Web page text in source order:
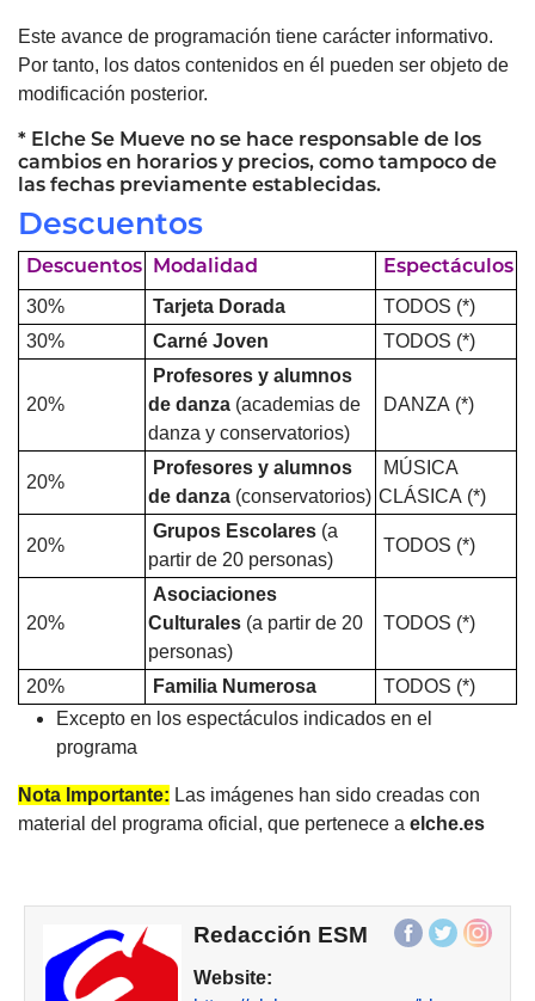
Este avance de programación tiene carácter informativo.
Por tanto, los datos contenidos en él pueden ser objeto de
modificación posterior.
* Elche Se Mueve no se hace responsable de los
cambios en horarios y precios, como tampoco de
las fechas previamente establecidas.
Descuentos
Descuentos Modalidad Espectáculos
30% Tarjeta Dorada
TODOS (*)
30%
Carné Joven TODOS (*)
20%
Profesores y alumnos
de danza (academias de
danza y conservatorios)
DANZA (*)
20%
Profesores y alumnos
de danza (conservatorios)
MÚSICA
CLÁSICA (*)
20%
Grupos Escolares (a
partir de 20 personas)
TODOS (*)
20%
Asociaciones
Culturales (a partir de 20
personas)
TODOS (*)
20% Familia Numerosa
TODOS (*)
Excepto en los espectáculos indicados en el
programa
Nota Importante: Las imágenes han sido creadas con
material del programa oficial, que pertenece a elche.es
Redacción ESM
Website: